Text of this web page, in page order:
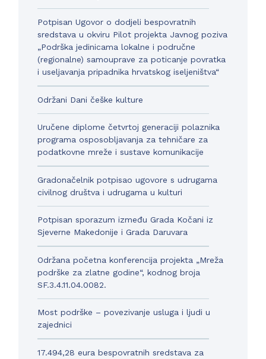
Potpisan Ugovor o dodjeli bespovratnih
sredstava u okviru Pilot projekta Javnog poziva
„Podrška jedinicama lokalne i područne
(regionalne) samouprave za poticanje povratka
i useljavanja pripadnika hrvatskog iseljeništva“
Održani Dani češke kulture
Uručene diplome četvrtoj generaciji polaznika
programa osposobljavanja za tehničare za
podatkovne mreže i sustave komunikacije
Gradonačelnik potpisao ugovore s udrugama
civilnog društva i udrugama u kulturi
Potpisan sporazum između Grada Kočani iz
Sjeverne Makedonije i Grada Daruvara
Održana početna konferencija projekta „Mreža
podrške za zlatne godine“, kodnog broja
SF.3.4.11.04.0082.
Most podrške – povezivanje usluga i ljudi u
zajednici
17.494,28 eura bespovratnih sredstava za